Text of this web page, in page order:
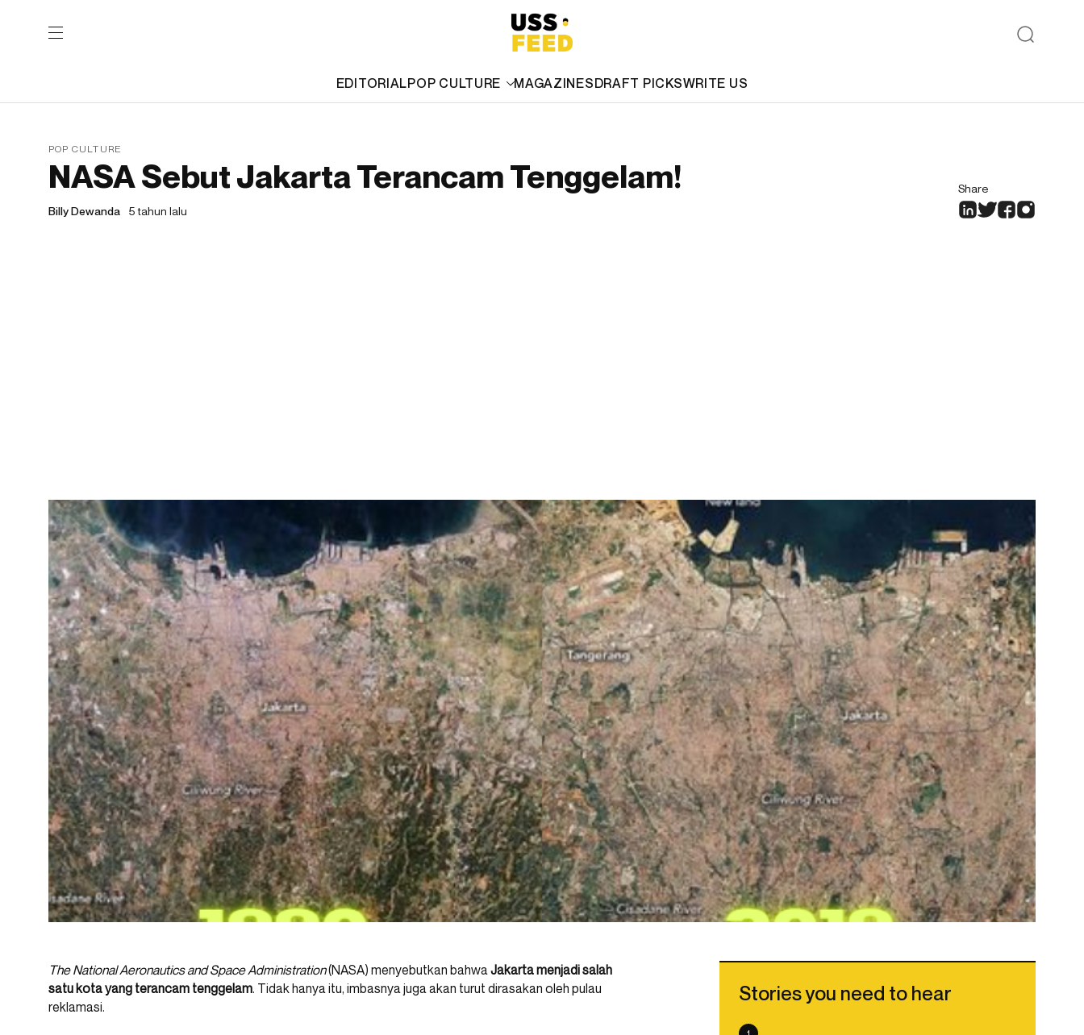
EDITORIALPOP CULTURE MAGAZINESDRAFT PICKSWRITE US
POP CULTURE
NASA Sebut Jakarta Terancam Tenggelam!
Billy Dewanda 5 tahun lalu
Share
The National Aeronautics and Space Administration(NASA) menyebutkan bahwaJakarta menjadi salah
satu kota yang terancam tenggelam. Tidak hanya itu, imbasnya juga akan turut dirasakan oleh pulau
reklamasi.
Stories you need to hear